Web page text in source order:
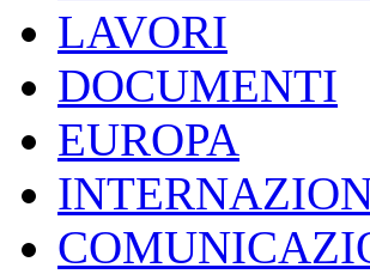
LAVORI
DOCUMENTI
EUROPA